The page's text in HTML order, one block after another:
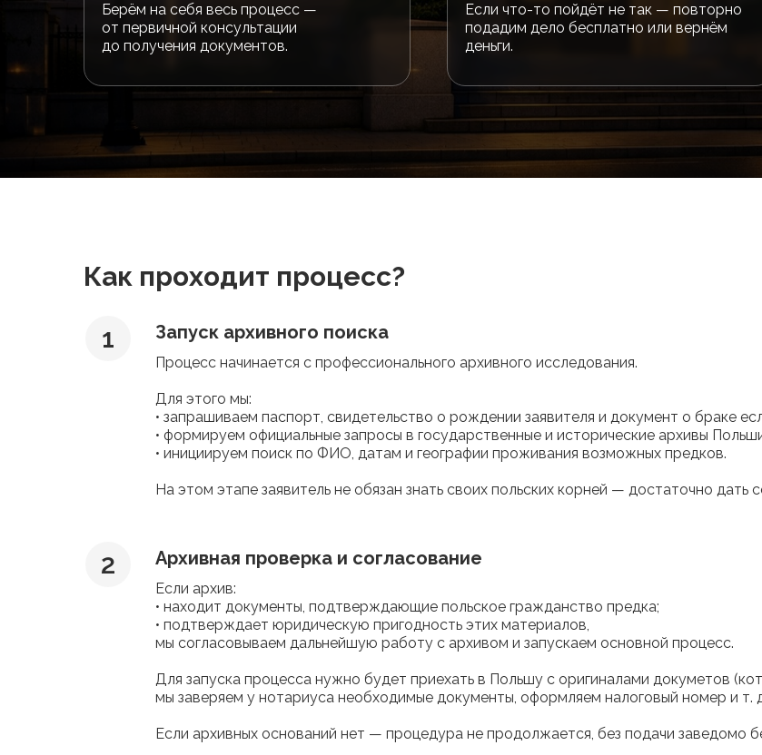
Берём на себя весь процесс —
от первичной консультации
до получения документов.
Если что-то пойдёт не так — повторно
подадим дело бесплатно или вернём
деньги.
Как проходит процесс?
Запуск архивного поиска
Процесс начинается с профессионального архивного исследования.
Для этого мы:
• запрашиваем паспорт, свидетельство о рождении заявителя и документ о браке
• формируем официальные запросы в государственные и исторические архивы
• инициируем поиск по ФИО, датам и географии проживания возможных предков.
На этом этапе заявитель не обязан знать своих польских корней — достаточно дать
Архивная проверка и согласование
Если архив:
• находит документы, подтверждающие польское гражданство предка;
• подтверждает юридическую пригодность этих материалов,
мы согласовываем дальнейшую работу с архивом и запускаем основной процесс.
Для запуска процесса нужно будет приехать в Польшу с оригиналами докуметов
мы заверяем у нотариуса необходимые документы, оформляем налоговый номер и т.
Если архивных оснований нет — процедура не продолжается, без подачи заведомо